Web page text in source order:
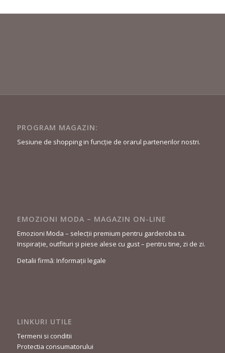
PROGRAM MAGAZIN:
Sesiune de shopping in funcție de orarul partenerilor nostri.
EMOZIONI MODA – MAGAZIN ON-LINE
Emozioni Moda – selecții premium pentru garderoba ta.
Inspirație, outfituri și piese alese cu gust – pentru tine, zi de zi.
Detalii firmă: Informații legale
LINKURI UTILE
Termeni si conditii
Protectia consumatorului